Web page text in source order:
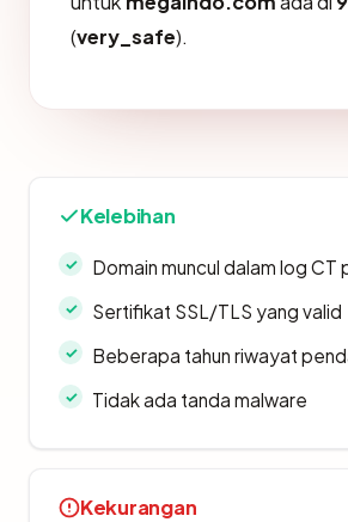
(very_safe).
Kelebihan
Domain muncul dalam log CT
Sertifikat SSL/TLS yang valid
Beberapa tahun riwayat
Tidak ada tanda malware
Kekurangan